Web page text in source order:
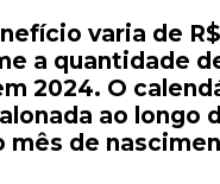
varia de R$
a quantidade
2024. O
ao longo
mês de